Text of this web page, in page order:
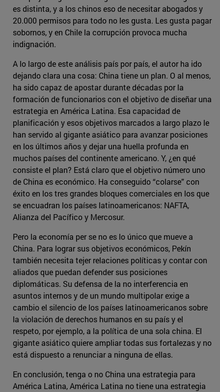
es distinta, y a los chinos eso de necesitar abogados y
20.000 permisos para todo no les gusta. Les gusta pagar
sobornos, y en Chile la corrupción provoca mucha
indignación.
A lo largo de este análisis país por país, el autor ha ido
dejando clara una cosa: China tiene un plan. O al menos,
ha sido capaz de apostar durante décadas por la
formación de funcionarios con el objetivo de diseñar una
estrategia en América Latina. Esa capacidad de
planificación y esos objetivos marcados a largo plazo le
han servido al gigante asiático para avanzar posiciones
en los últimos años y dejar una huella profunda en
muchos países del continente americano. Y, ¿en qué
consiste el plan? Está claro que el objetivo número uno
de China es económico. Ha conseguido “colarse” con
éxito en los tres grandes bloques comerciales en los que
se encuadran los países latinoamericanos: NAFTA,
Alianza del Pacífico y Mercosur.
Pero la economía per se no es lo único que mueve a
China. Para lograr sus objetivos económicos, Pekín
también necesita tejer relaciones políticas y contar con
aliados que puedan defender sus posiciones
diplomáticas. Su defensa de la no interferencia en
asuntos internos y de un mundo multipolar exige a
cambio el silencio de los países latinoamericanos sobre
la violación de derechos humanos en su país y el
respeto, por ejemplo, a la política de una sola china. El
gigante asiático quiere ampliar todas sus fortalezas y no
está dispuesto a renunciar a ninguna de ellas.
En conclusión, tenga o no China una estrategia para
América Latina, América Latina no tiene una estrategia